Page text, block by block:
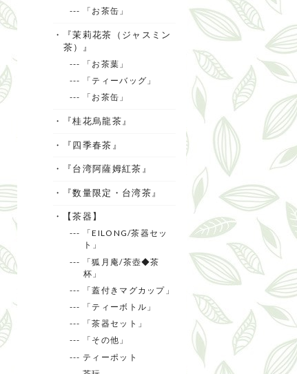
--- 「お茶缶」
・『茉莉花茶（ジャスミン
茶）』
--- 「お茶葉」
--- 「ティーバッグ」
--- 「お茶缶」
・『桂花烏龍茶』
・『四季春茶』
・『台湾阿薩姆紅茶』
・『数量限定・台湾茶』
・【茶器】
--- 「EILONG/茶器セッ
ト」
--- 「狐月庵/茶壺◆茶
杯」
--- 「蓋付きマグカップ」
--- 「ティーボトル」
--- 「茶器セット」
--- 「その他」
--- ティーポット